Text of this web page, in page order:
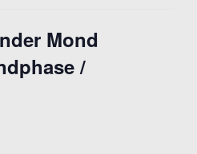
Mond
/